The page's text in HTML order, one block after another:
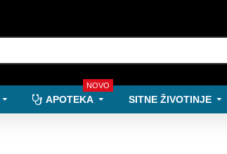
APOTEKA
NOVO
SITNE ŽIVOTINJE